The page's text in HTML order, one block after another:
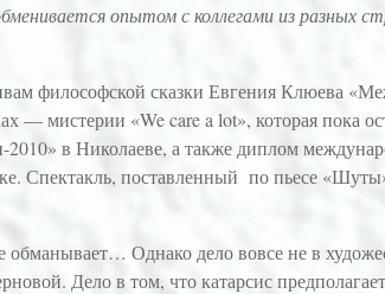
опытом с коллегами из разных
философской сказки Евгения Клюева
— мистерии «We care a lot», которая пока
в Николаеве, а также диплом
Спектакль, поставленный по пьесе
обманывает… Однако дело вовсе не в
Дело в том, что катарсис